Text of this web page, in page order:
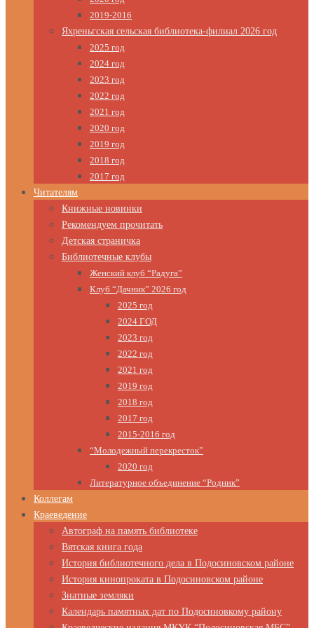
2019-2016
Яхреньгская сельская библиотека-филиал 2026 год
2025 год
2024 год
2023 год
2022 год
2021 год
2020 год
2019 год
2018 год
2017 год
Читателям
Книжные новинки
Рекомендуем прочитать
Детская страничка
Библиотечные клубы
Женский клуб “Радуга”
Клуб “Дачник” 2026 год
2025 год
2024 ГОД
2023 год
2022 год
2021 год
2019 год
2018 год
2017 год
2015-2016 год
“Молодежный перекресток”
2020 год
Литературное объединение “Родник”
Коллегам
Краеведение
Автограф на память библиотеке
Вятская книга года
История библиотечного дела в Подосиновском районе
История кинопроката в Подосиновском районе
Знатные земляки
Календарь памятных дат по Подосиновкому району